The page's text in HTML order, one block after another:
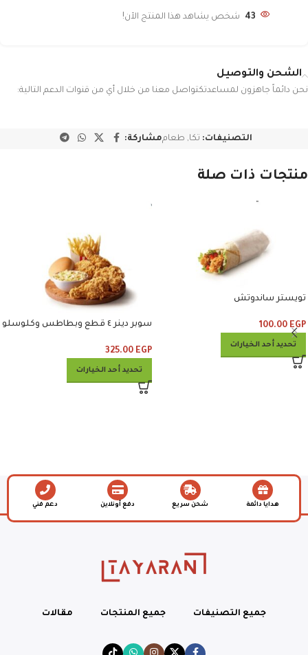
43 شخص يشاهد هذا المنتج الآن!
الشحن والتوصيل
نحن دائماً جاهزون لمساعدتكتواصل معنا من خلال أي من قنوات الدعم التالية:
التصنيفات: تكا, طعاممشاركة:
منتجات ذات صلة
تويستر ساندوتش
100.00 EGP
تحديد أحد الخيارات
سوبر دينر ٤ قطع وبطاطس وكلوسلو
325.00 EGP
تحديد أحد الخيارات
هدايا دائمة شحن سريع دفع أونلاين دعم فني
جميع التصنيفات جميع المنتجات مقالات